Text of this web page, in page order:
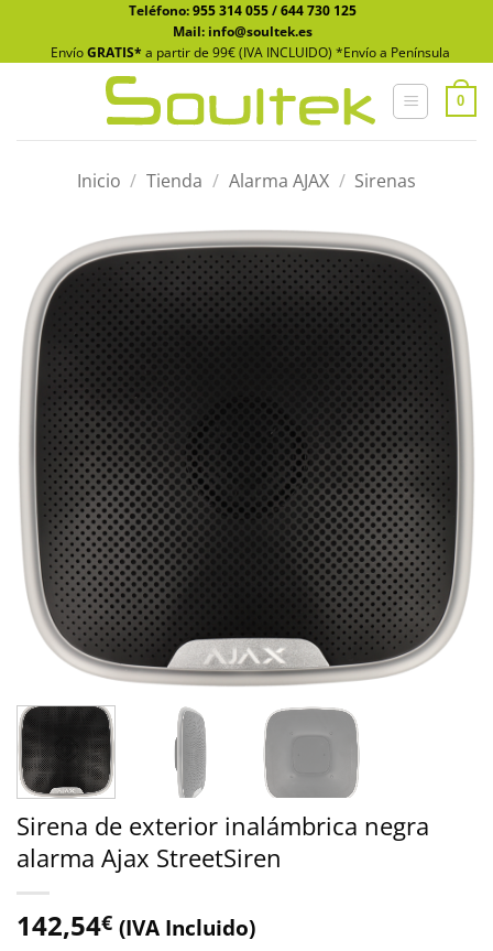
contenido
Teléfono:955 314 055/644 730 125
Mail: info@soultek.es
EnvíoGRATIS* a partir de 99€ (IVA INCLUIDO) *Envío a Península
0
Inicio / Tienda / Alarma AJAX / Sirenas
Sirena de exterior inalámbrica negra
alarma Ajax StreetSiren
142,54€ (IVA Incluido)